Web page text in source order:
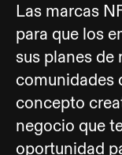
Las marcas
para que los
sus planes de
comunidades
concepto
negocio que
oportunidad